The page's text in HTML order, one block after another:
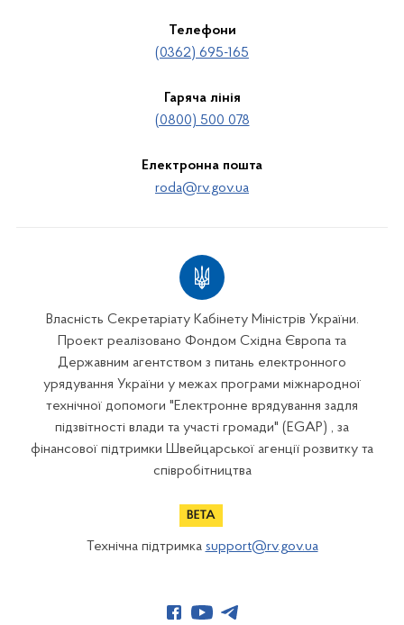
Телефони
(0362) 695-165
Гаряча лінія
(0800) 500 078
Електронна пошта
roda@rv.gov.ua
Власність Секретаріату Кабінету Міністрів України.
Проект реалізовано Фондом Східна Європа та
Державним агентством з питань електронного
урядування України у межах програми міжнародної
технічної допомоги "Електронне врядування задля
підзвітності влади та участі громади" (EGAP) , за
фінансової підтримки Швейцарської агенції розвитку та
співробітництва
Технічна підтримка support@rv.gov.ua